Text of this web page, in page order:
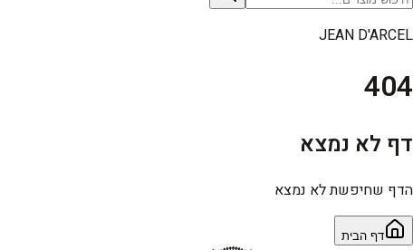
JEAN D'ARCEL
404
דף לא נמצא
הדף שחיפשת לא נמצא
דף הבית